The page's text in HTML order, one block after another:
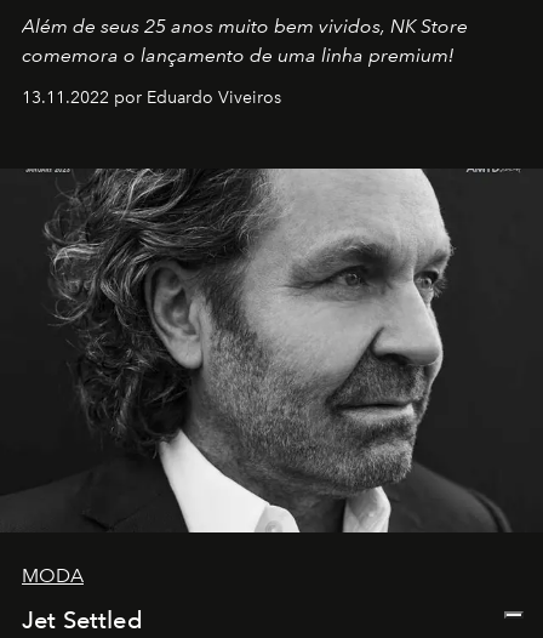
Além de seus 25 anos muito bem vividos, NK Store
comemora o lançamento de uma linha premium!
13.11.2022 por Eduardo Viveiros
MODA
Jet Settled